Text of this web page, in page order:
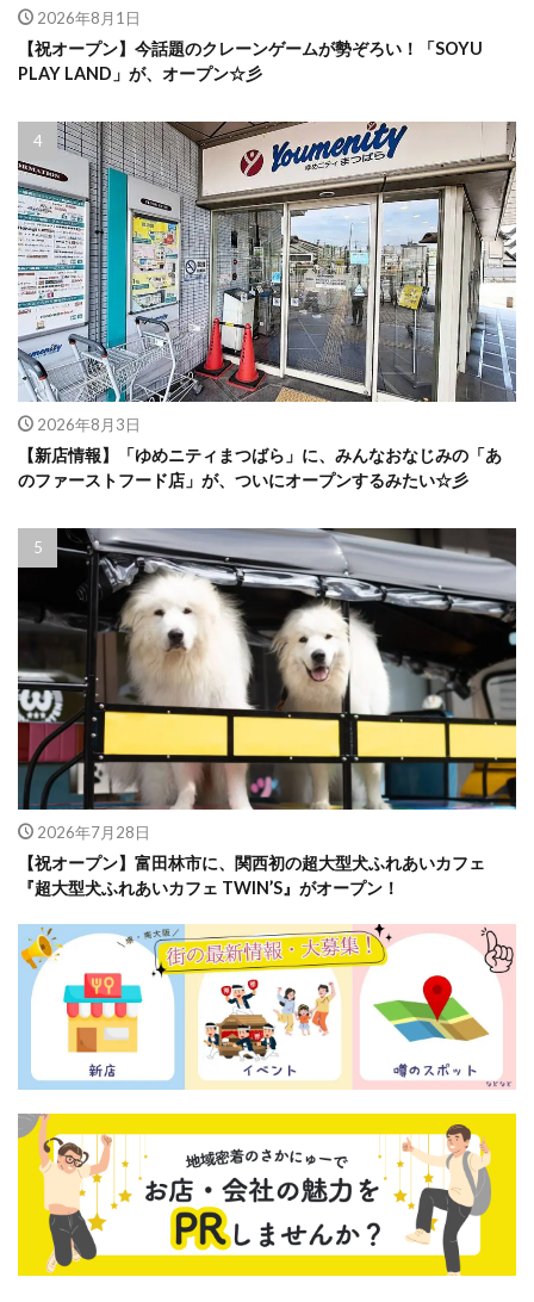
2026年8月1日
【祝オープン】今話題のクレーンゲームが勢ぞろい！「SOYU
PLAY LAND」が、オープン☆彡
2026年8月3日
【新店情報】「ゆめニティまつばら」に、みんなおなじみの「あ
のファーストフード店」が、ついにオープンするみたい☆彡
2026年7月28日
【祝オープン】富田林市に、関西初の超大型犬ふれあいカフェ
『超大型犬ふれあいカフェ TWIN’S』がオープン！